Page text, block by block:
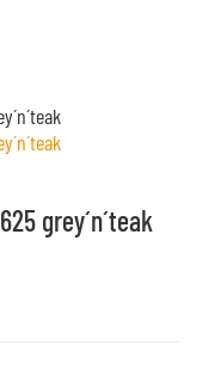
grey´n´teak